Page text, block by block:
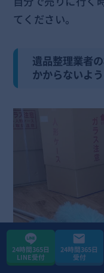
てください。
遺品整理業者
かからないよ
24時間365日
LINE受付
24時間365日
受付